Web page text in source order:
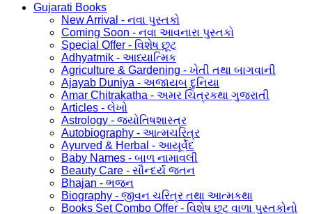
Gujarati Books
New Arrival - નવા પુસ્તકો
Coming Soon - નવા આવનારા પુસ્તકો
Special Offer - વિશેષ છૂટ
Adhyatmik - આધ્યાત્મિક
Agriculture & Gardening - ખેતી તથા બાગવાની
Ajayab Duniya - અજાયબ દુનિયા
Amar Chitrakatha - અમર ચિત્રકથા ગુજરાતી
Articles - લેખો
Astrology - જ્યોતિષશાસ્ત્ર
Autobiography - આત્મચરિત્ર
Ayurved & Herbal - આયૂર્વેદ
Baby Names - બાળ નામાવલી
Beauty Care - સૌન્દર્ય જતન
Bhajan - ભજન
Biography - જીવન ચરિત્ર તથા આત્મકથા
Books Set Combo Offer - વિશેષ છૂટ વાળા પુસ્તકોનો